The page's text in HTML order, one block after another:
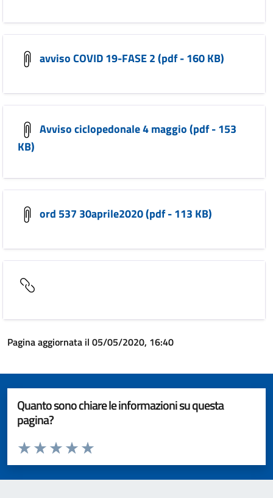
avviso COVID 19-FASE 2 (pdf - 160 KB)
Avviso ciclopedonale 4 maggio (pdf - 153
KB)
ord 537 30aprile2020 (pdf - 113 KB)
Pagina aggiornata il 05/05/2020, 16:40
Quanto sono chiare le informazioni su questa
pagina?
Valuta da 1 a 5 stelle la pagina
Valuta 5 stelle su 5
Valuta 4 stelle su 5
Valuta 3 stelle su 5
Valuta 2 stelle su 5
Valuta 1 stelle su 5